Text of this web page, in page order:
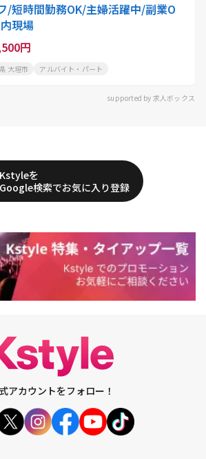
/短時間勤務OK/主婦活躍中/副業O
現場
円
大垣市 アルバイト・パート
supported by 求人ボックス
Kstyleを
Google検索でお気に入り登録
アカウントをフォロー！